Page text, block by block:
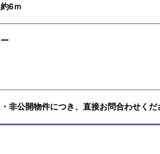
約6ｍ
ー
・非公開物件につき、直接お問合わせくだ